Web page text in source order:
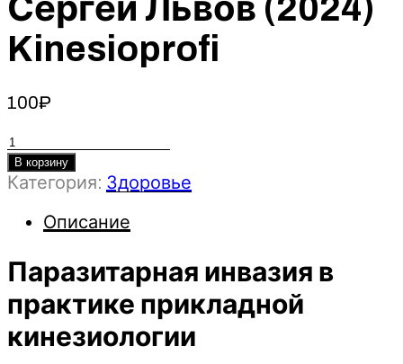
Сергей Львов (2024)
Kinesioprofi
100₽
Количество
товара
Паразитарная
прикладной
кинезиологии
-
Сергей
В корзину
Категория: Здоровье
Описание
Паразитарная инвазия в
практике прикладной
кинезиологии